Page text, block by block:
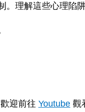
。理解這些心理陷
迎前往 Youtube 觀